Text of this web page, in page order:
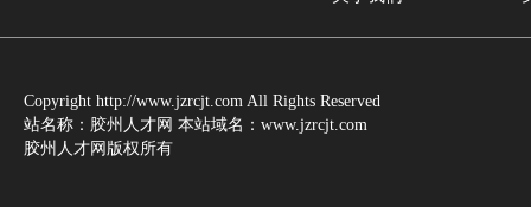
Copyright http://www.jzrcjt.com All Rights Reserved
站名称：胶州人才网 本站域名：www.jzrcjt.com
胶州人才网版权所有